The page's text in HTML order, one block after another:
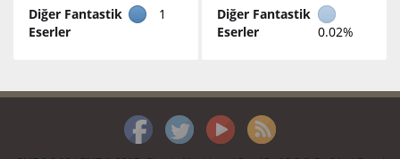
Diğer Fantastik
Eserler
1
Diğer Fantastik
Eserler
0.02%